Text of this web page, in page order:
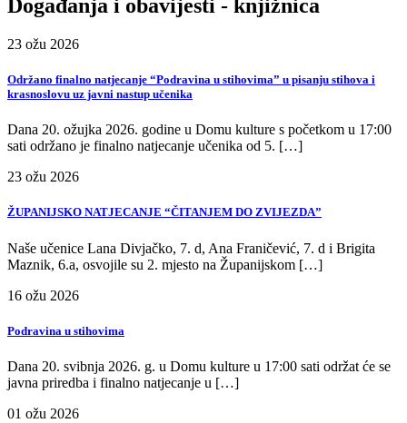
Događanja i obavijesti - knjižnica
23 ožu 2026
Održano finalno natjecanje “Podravina u stihovima” u pisanju stihova i
krasnoslovu uz javni nastup učenika
Dana 20. ožujka 2026. godine u Domu kulture s početkom u 17:00
sati održano je finalno natjecanje učenika od 5. […]
23 ožu 2026
ŽUPANIJSKO NATJECANJE “ČITANJEM DO ZVIJEZDA”
Naše učenice Lana Divjačko, 7. d, Ana Franičević, 7. d i Brigita
Maznik, 6.a, osvojile su 2. mjesto na Županijskom […]
16 ožu 2026
Podravina u stihovima
Dana 20. svibnja 2026. g. u Domu kulture u 17:00 sati održat će se
javna priredba i finalno natjecanje u […]
01 ožu 2026